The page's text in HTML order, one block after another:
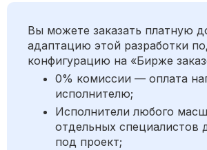
Вы можете заказать платную
адаптацию этой разработки
конфигурацию на «Бирже
0% комиссии — оплата
исполнителю;
Исполнители любого
отдельных специалистов
под проект;